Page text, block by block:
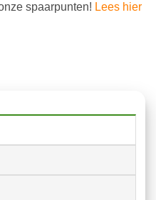
spaarpunten! Lees hier